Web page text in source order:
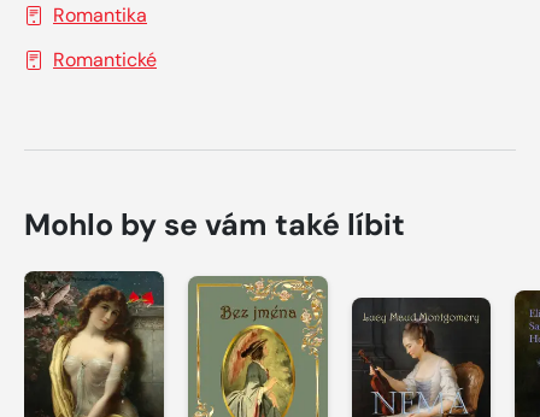
Romantika
Romantické
Mohlo by se vám také líbit